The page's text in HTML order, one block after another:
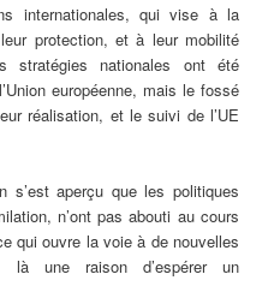
internationales, qui vise à la
protection, et à leur mobilité
stratégies nationales ont été
européenne, mais le fossé
réalisation, et le suivi de l’UE
s’est aperçu que les politiques
n’ont pas abouti au cours
qui ouvre la voie à de nouvelles
là une raison d’espérer un